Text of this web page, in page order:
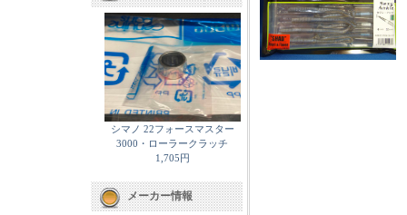
シマノ 22フォースマスター
3000・ローラークラッチ
1,705円
メーカー情報